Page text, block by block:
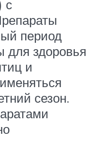
с
период
для здоровья
и
сезон.